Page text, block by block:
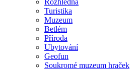
Rozhledna
Turistika
Muzeum
Betlém
Příroda
Ubytování
Geofun
Soukromé muzeum hraček